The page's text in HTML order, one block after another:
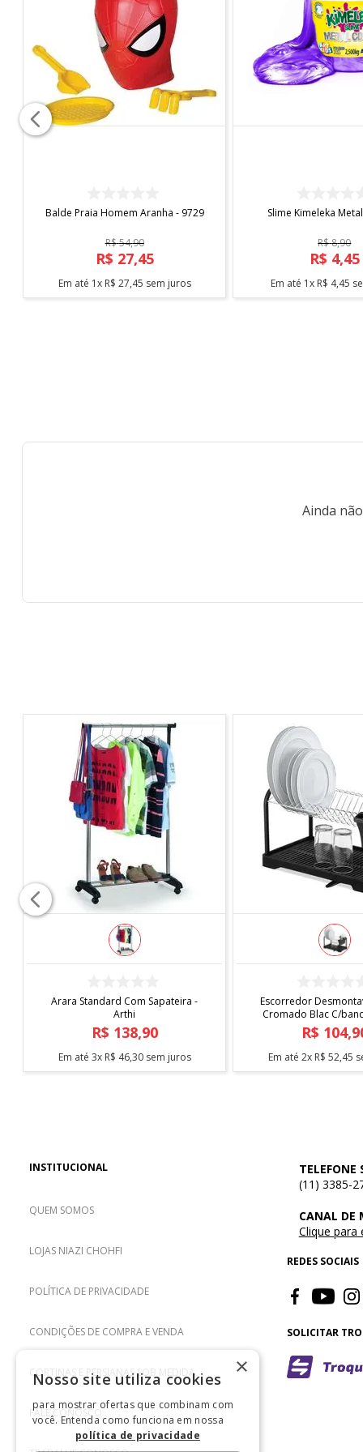
A: 45x L:25 cm X C: 23 cm
Certificação: CE-BRI/IQB005608 NM 300/2002
Balde Praia Homem Aranha - 9729
R$54,90
R$ 27,45
Em até 1x R$ 27,45 sem juros
Slime Kimeleka
R$8,90
R$ 4,45
Em até 1x R$ 4,45
Ainda
Arara Standard Com Sapateira -
Arthi
R$ 138,90
Em até 3x R$ 46,30sem juros
Escorredor
Cromado Blac C/
Arthi
R$ 104,
Em até 2x R$ 52,45
INSTITUCIONAL
QUEM SOMOS
LOJAS NIAZI CHOHFI
POLÍTICA DE PRIVACIDADE
CONDIÇÕES DE COMPRA E VENDA
CORTINAS E PERSIANAS SOB MEDIDA
FALE CONOSCO
TELEFONE
(11) 3385-
CANAL DE
Clique para
REDES SOCIAIS
SOLICITAR
×
Nosso site utiliza cookies
para mostrar ofertas que combinam com
você. Entenda como funciona em nossa
política de privacidade